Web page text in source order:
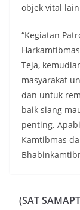
objek vital
“Kegiatan
Teja,
masyarakat
dan untuk
baik siang
penting.
Kamtibmas
(SAT